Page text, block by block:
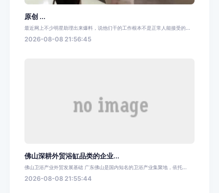
原创 ...
最近网上不少明星助理出来爆料，说他们干的工作根本不是正常人能接受的...
2026-08-08 21:56:45
佛山深耕外贸浴缸品类的企业...
佛山卫浴产业外贸发展基础 广东佛山是国内知名的卫浴产业集聚地，依托...
2026-08-08 21:55:44